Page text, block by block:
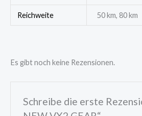
Reichweite 50 km, 80 km
Es gibt noch keine Rezensionen.
Schreibe die erste